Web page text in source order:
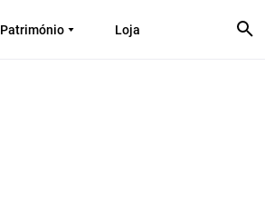
Património Loja